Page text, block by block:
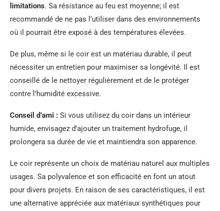
limitations. Sa résistance au feu est moyenne; il est
recommandé de ne pas l’utiliser dans des environnements
où il pourrait être exposé à des températures élevées.
De plus, même si le coir est un matériau durable, il peut
nécessiter un entretien pour maximiser sa longévité. Il est
conseillé de le nettoyer régulièrement et de le protéger
contre l’humidité excessive.
Conseil d’ami : Si vous utilisez du coir dans un intérieur
humide, envisagez d’ajouter un traitement hydrofuge, il
prolongera sa durée de vie et maintiendra son apparence.
Le coir représente un choix de matériau naturel aux multiples
usages. Sa polyvalence et son efficacité en font un atout
pour divers projets. En raison de ses caractéristiques, il est
une alternative appréciée aux matériaux synthétiques pour